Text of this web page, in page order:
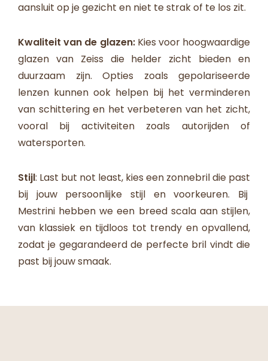
aansluit op je gezicht en niet te strak of te los zit.
Kwaliteit van de glazen:Kies voor hoogwaardige
glazen van Zeiss die helder zicht bieden en
duurzaam zijn. Opties zoals gepolariseerde
lenzen kunnen ook helpen bij het verminderen
van schittering en het verbeteren van het zicht,
vooral bij activiteiten zoals autorijden of
watersporten.
Stijl: Last but not least, kies een zonnebril die past
bij jouw persoonlijke stijl en voorkeuren. Bij
Mestrini hebben we een breed scala aan stijlen,
van klassiek en tijdloos tot trendy en opvallend,
zodat je gegarandeerd de perfecte bril vindt die
past bij jouw smaak.